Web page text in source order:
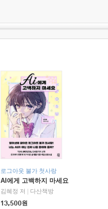
로그아웃 불가 첫사랑
AI에게 고백하지 마세요
김혜정 저
다산책방
13,500원